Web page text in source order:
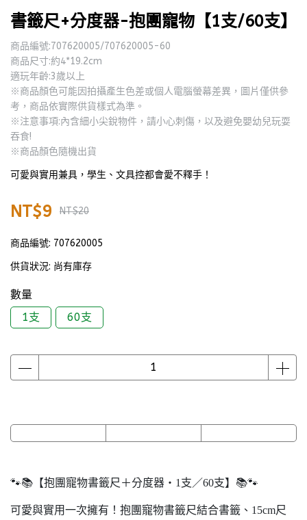
書籤尺+分度器-抱團寵物【1支/60支】
商品編號:707620005/707620005-60
商品尺寸:約4*19.2cm
適玩年齡:3歲以上
※商品顏色可能因拍攝產生色差或個人電腦螢幕差異，圖片僅供參
考，商品依實際供貨樣式為準。
※注意事項:內含細小尖銳物件，請小心刺傷，以及避免嬰幼兒玩耍
吞食!
※商品顏色隨機出貨
可愛與實用兼具，學生、文具控都會愛不釋手！
NT$9 NT$20
商品編號: 707620005
供貨狀況: 尚有庫存
數量
1支
60支
🐾📚【抱團寵物書籤尺＋分度器・1支／60支】📚🐾
可愛與實用一次擁有！抱團寵物書籤尺結合書籤、15cm尺